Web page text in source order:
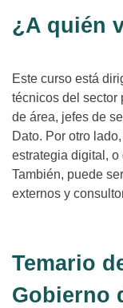
¿A quién
Este curso está
técnicos del sector
de área, jefes de
Dato. Por otro
estrategia digital,
También, puede
externos y
Temario
Gobierno